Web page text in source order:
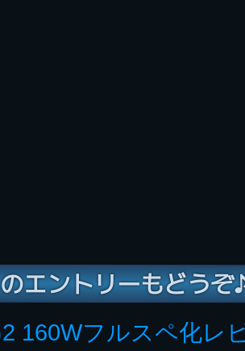
エントリーもどうぞ
160Wフルスペ化レ